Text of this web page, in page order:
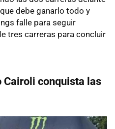
debe ganarlo todo y
falle para seguir
tres carreras para concluir
Cairoli conquista las